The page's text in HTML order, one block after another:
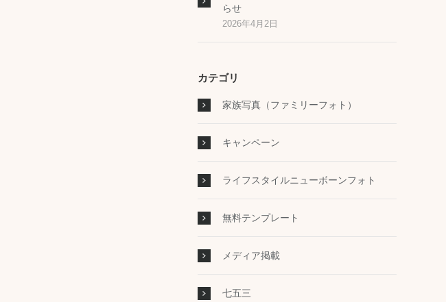
らせ
2026年4月2日
カテゴリ
家族写真（ファミリーフォト）
キャンペーン
ライフスタイルニューボーンフォト
無料テンプレート
メディア掲載
七五三